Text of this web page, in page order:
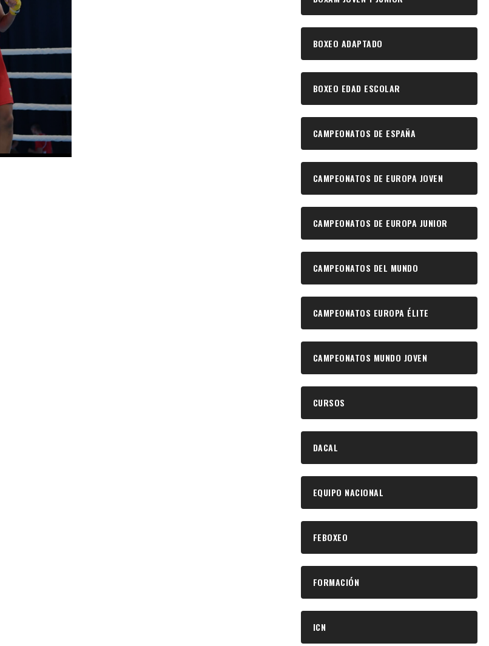
BOXEO ADAPTADO
BOXEO EDAD ESCOLAR
CAMPEONATOS DE ESPAÑA
CAMPEONATOS DE EUROPA JOVEN
CAMPEONATOS DE EUROPA JUNIOR
CAMPEONATOS DEL MUNDO
CAMPEONATOS EUROPA ÉLITE
CAMPEONATOS MUNDO JOVEN
CURSOS
DACAL
EQUIPO NACIONAL
FEBOXEO
FORMACIÓN
ICN